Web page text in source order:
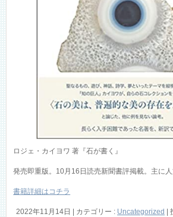
ロジェ・カイヨワ 著『石が書く』
発売即重版。10月16日読売新聞書評掲載。主に人
書籍詳細はコチラ
2022年11月14日 カテゴリー : Uncategorized